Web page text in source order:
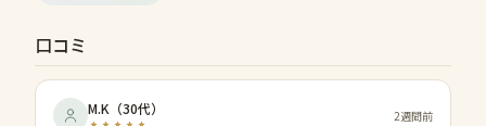
口コミ
M.K （30代） 2週間前